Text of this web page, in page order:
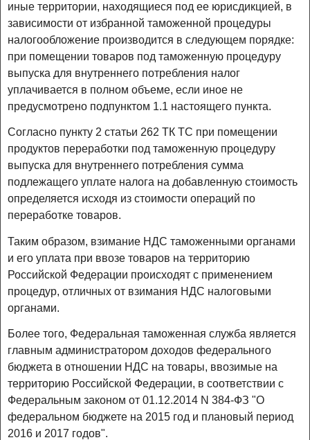
иные территории, находящиеся под ее юрисдикцией, в
зависимости от избранной таможенной процедуры
налогообложение производится в следующем порядке:
при помещении товаров под таможенную процедуру
выпуска для внутреннего потребления налог
уплачивается в полном объеме, если иное не
предусмотрено подпунктом 1.1 настоящего пункта.
Согласно пункту 2 статьи 262 ТК ТС при помещении
продуктов переработки под таможенную процедуру
выпуска для внутреннего потребления сумма
подлежащего уплате налога на добавленную стоимость
определяется исходя из стоимости операций по
переработке товаров.
Таким образом, взимание НДС таможенными органами
и его уплата при ввозе товаров на территорию
Российской Федерации происходят с применением
процедур, отличных от взимания НДС налоговыми
органами.
Более того, Федеральная таможенная служба является
главным администратором доходов федерального
бюджета в отношении НДС на товары, ввозимые на
территорию Российской Федерации, в соответствии с
Федеральным законом от 01.12.2014 N 384-ФЗ "О
федеральном бюджете на 2015 год и плановый период
2016 и 2017 годов".